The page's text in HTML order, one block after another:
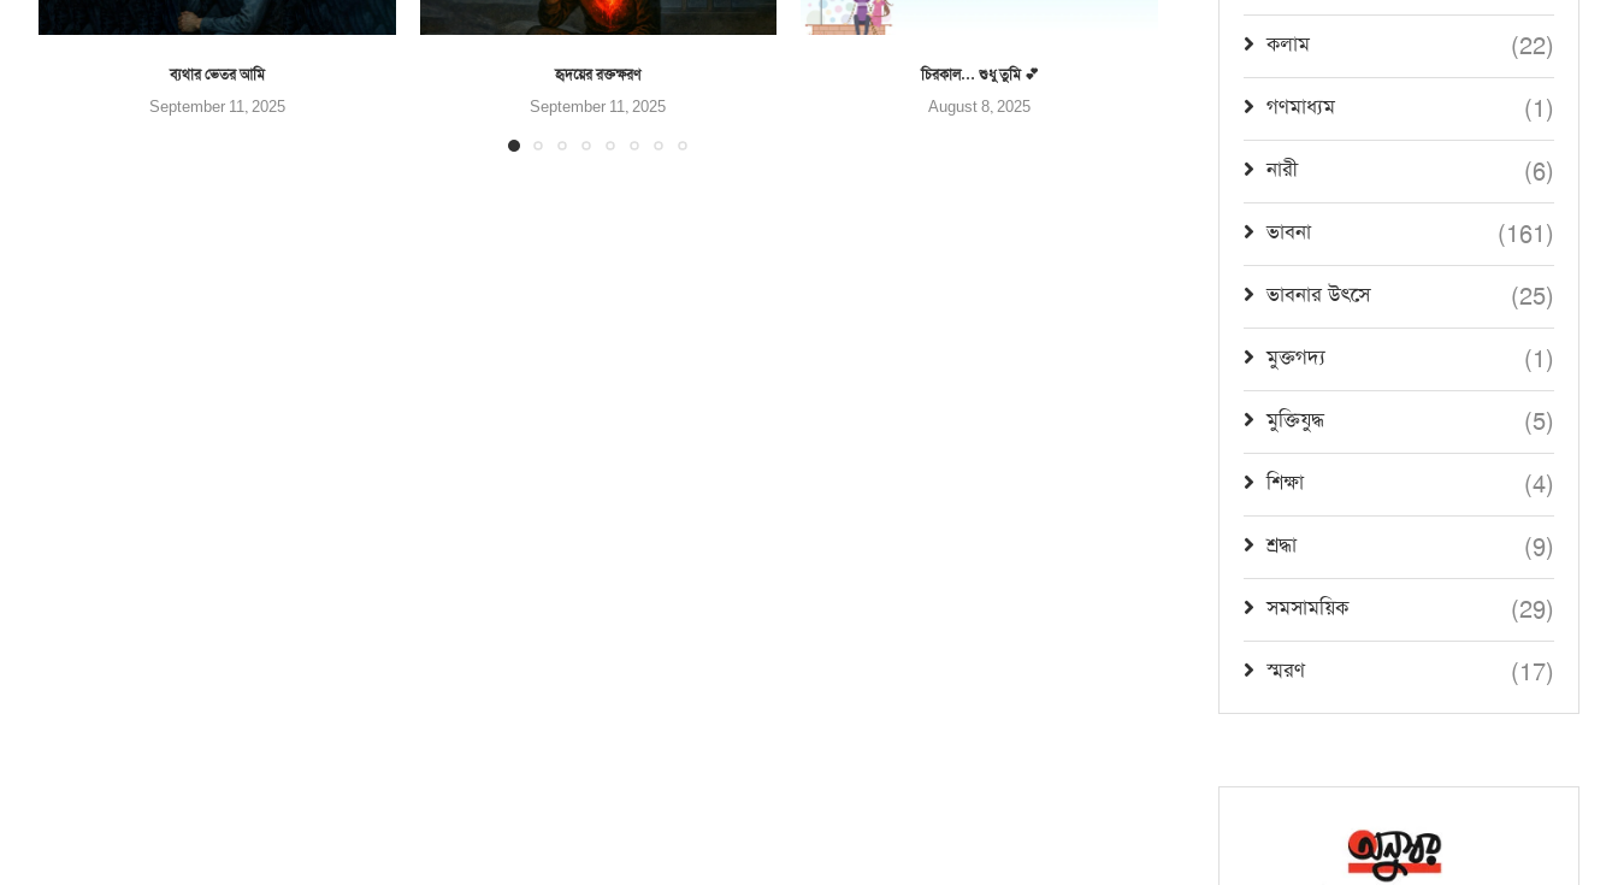
ব্যথার ভেতর আমি
September 11, 2025
হৃদয়ের রক্তক্ষরণ
September 11, 2025
চিরকাল… শুধু তুমি 💕
August 8, 2025
যতদিন বাঁচি, ততদিন তুমি
August 8, 2025
কলাম (22)
গণমাধ্যম (1)
নারী (6)
ভাবনা (161)
ভাবনার উৎসে (25)
মুক্তগদ্য (1)
মুক্তিযুদ্ধ (5)
শিক্ষা (4)
শ্রদ্ধা (9)
সমসাময়িক (29)
স্মরণ (17)